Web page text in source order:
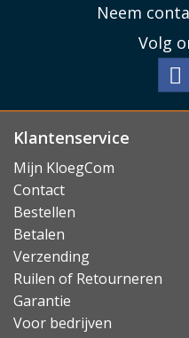
Neem
Volg
Klantenservice
Mijn KloegCom
Contact
Bestellen
Betalen
Verzending
Ruilen of Retourneren
Garantie
Voor bedrijven